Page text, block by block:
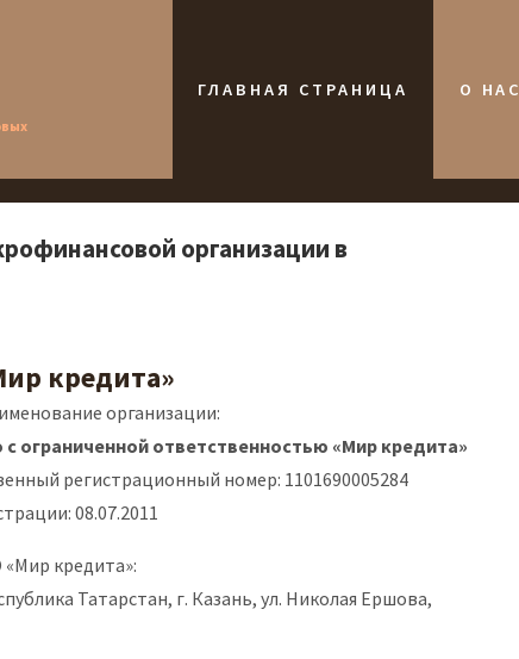
ГЛАВНАЯ СТРАНИЦА О НАС
организации в
кредита»
организации:
ограниченной ответственностью «Мир кредита»
регистрационный номер: 1101690005284
08.07.2011
кредита»:
Татарстан, г. Казань, ул. Николая Ершова,